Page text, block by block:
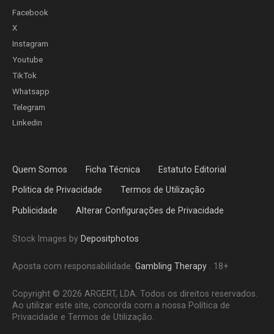
Facebook
X
Instagram
Youtube
TikTok
Whatsapp
Telegram
Linkedin
Quem Somos Ficha Técnica Estatuto Editorial
Politica de Privacidade Termos de Utilização
Publicidade Alterar Configurações de Privacidade
Stock Images by Depositphotos
Aposta com responsabilidade. Gambling Therapy. 18+
Copyright © 2026 ARGERT, LDA. Todos os direitos reservados.
Ao utilizar este site, concorda com a nossa Política de
Privacidade e Termos de Utilização.